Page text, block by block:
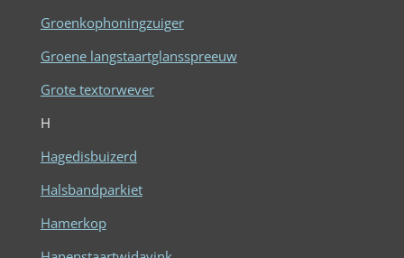
Groenkophoningzuiger
Groene langstaartglansspreeuw
Grote textorwever
H
Hagedisbuizerd
Halsbandparkiet
Hamerkop